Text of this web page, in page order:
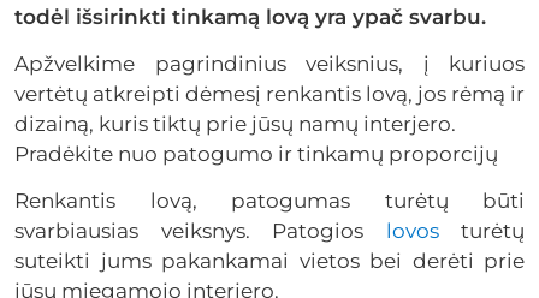
todėl išsirinkti tinkamą lovą yra ypač svarbu.
Apžvelkime pagrindinius veiksnius, į kuriuos
vertėtų atkreipti dėmesį renkantis lovą, jos rėmą ir
dizainą, kuris tiktų prie jūsų namų interjero.
Pradėkite nuo patogumo ir tinkamų proporcijų
Renkantis lovą, patogumas turėtų būti
svarbiausias veiksnys. Patogios lovosturėtų
suteikti jums pakankamai vietos bei derėti prie
jūsų miegamojo interjero.